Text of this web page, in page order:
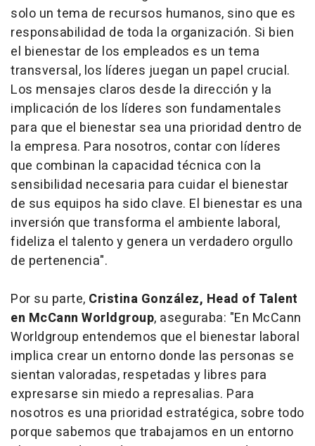
solo un tema de recursos humanos, sino que es
responsabilidad de toda la organización. Si bien
el bienestar de los empleados es un tema
transversal, los líderes juegan un papel crucial.
Los mensajes claros desde la dirección y la
implicación de los líderes son fundamentales
para que el bienestar sea una prioridad dentro de
la empresa. Para nosotros, contar con líderes
que combinan la capacidad técnica con la
sensibilidad necesaria para cuidar el bienestar
de sus equipos ha sido clave. El bienestar es una
inversión que transforma el ambiente laboral,
fideliza el talento y genera un verdadero orgullo
de pertenencia".
Por su parte, Cristina González, Head of Talent
en McCann Worldgroup, aseguraba: "En McCann
Worldgroup entendemos que el bienestar laboral
implica crear un entorno donde las personas se
sientan valoradas, respetadas y libres para
expresarse sin miedo a represalias. Para
nosotros es una prioridad estratégica, sobre todo
porque sabemos que trabajamos en un entorno